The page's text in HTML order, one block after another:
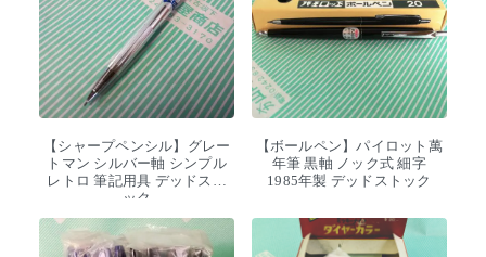
【シャープペンシル】グレー
トマン シルバー軸 シンプル
レトロ 筆記用具 デッドスト
ック
【ボールペン】パイロット萬
年筆 黒軸 ノック式 細字
1985年製 デッドストック